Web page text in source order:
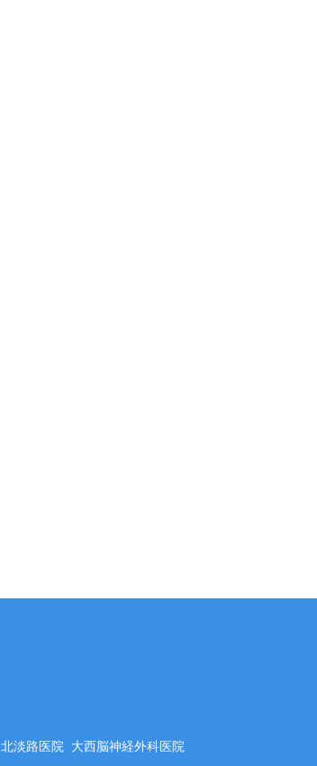
北淡路医院 大西脳神経外科医院